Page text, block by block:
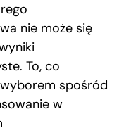
nie może się
To, co
spośród
w